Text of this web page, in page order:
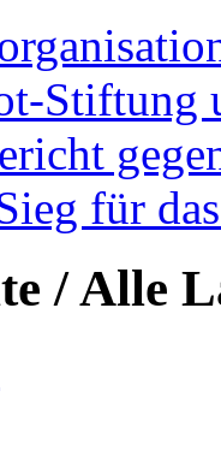
Stiftung
für
/ Alle